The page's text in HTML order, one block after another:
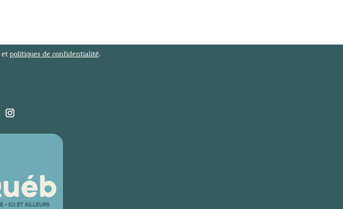
etpolitiques de confidentialité.